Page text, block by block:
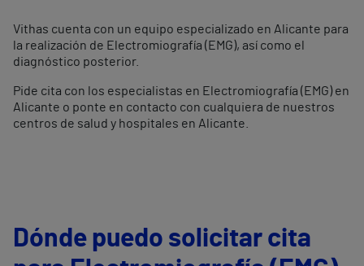
Vithas cuenta con un equipo especializado en Alicante para
la realización de Electromiografía (EMG), así como el
diagnóstico posterior.
Pide cita con los especialistas en Electromiografía (EMG) en
Alicante o ponte en contacto con cualquiera de nuestros
centros de salud y hospitales en Alicante.
Dónde puedo solicitar cita